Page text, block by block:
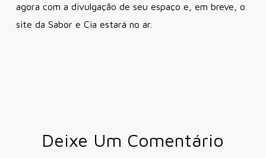
agora com a divulgação de seu espaço e, em breve, o
site da Sabor e Cia estará no ar.
Deixe Um Comentário